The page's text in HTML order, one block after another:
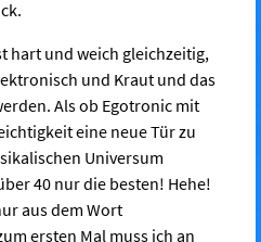
hart und weich gleichzeitig,
und Kraut und das
Als ob Egotronic mit
eine neue Tür zu
Universum
40 nur die besten! Hehe!
aus dem Wort
ersten Mal muss ich an